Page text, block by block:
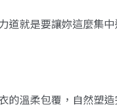
道就是要讓妳這麼集中
的溫柔包覆， 自然塑